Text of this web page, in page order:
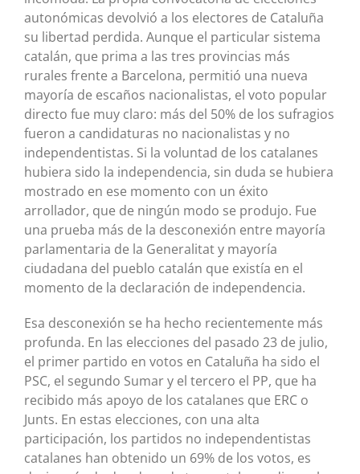
autonómicas devolvió a los electores de Cataluña
su libertad perdida. Aunque el particular sistema
catalán, que prima a las tres provincias más
rurales frente a Barcelona, permitió una nueva
mayoría de escaños nacionalistas, el voto popular
directo fue muy claro: más del 50% de los sufragios
fueron a candidaturas no nacionalistas y no
independentistas. Si la voluntad de los catalanes
hubiera sido la independencia, sin duda se hubiera
mostrado en ese momento con un éxito
arrollador, que de ningún modo se produjo. Fue
una prueba más de la desconexión entre mayoría
parlamentaria de la Generalitat y mayoría
ciudadana del pueblo catalán que existía en el
momento de la declaración de independencia.
Esa desconexión se ha hecho recientemente más
profunda. En las elecciones del pasado 23 de julio,
el primer partido en votos en Cataluña ha sido el
PSC, el segundo Sumar y el tercero el PP, que ha
recibido más apoyo de los catalanes que ERC o
Junts. En estas elecciones, con una alta
participación, los partidos no independentistas
catalanes han obtenido un 69% de los votos, es